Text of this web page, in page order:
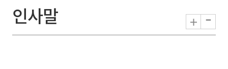
뉴
열
인사말 + -